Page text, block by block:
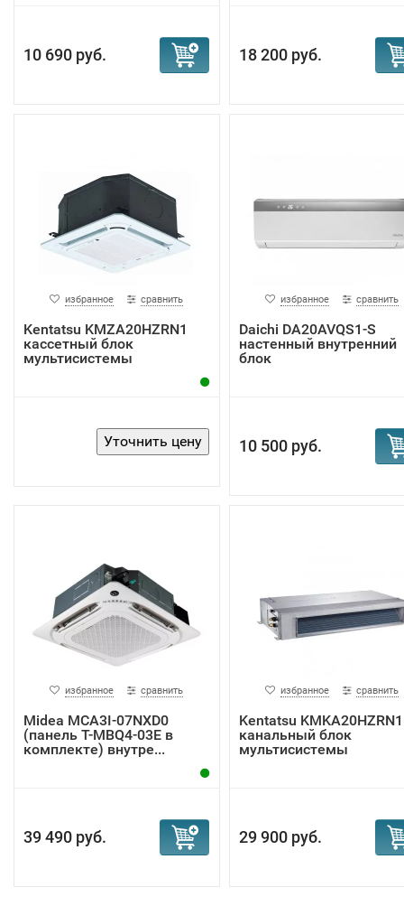
10 690 руб. 18 200 руб.
избранное сравнить
Kentatsu KMZA20HZRN1
кассетный блок
мультисистемы
избранное сравнить
Daichi DA20AVQS1-S
настенный внутренний
блок
10 500 руб.
избранное сравнить
Midea MCA3I-07NXD0
(панель T-MBQ4-03E в
комплекте) внутре...
39 490 руб.
избранное сравнить
Kentatsu
канальный блок
мультисистемы
29 900 руб.